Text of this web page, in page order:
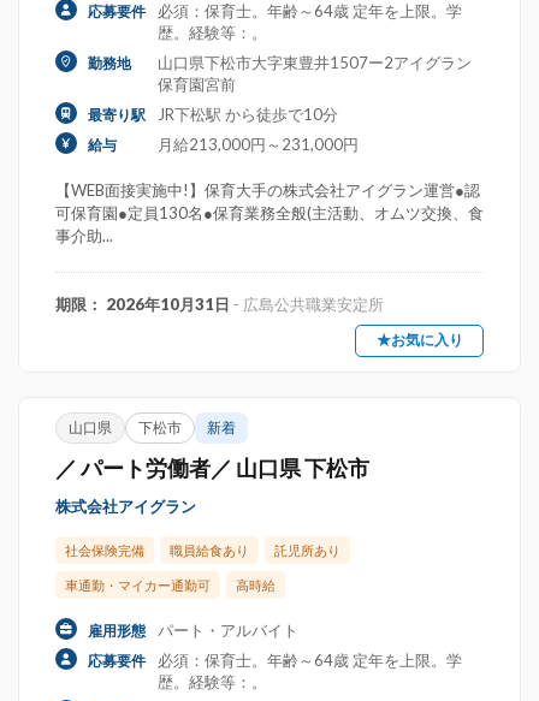
応募要件
必須：保育士。年齢～64歳 定年を上限。学
歴。経験等：。
勤務地
山口県下松市大字東豊井1507ー2アイグラン
保育園宮前
最寄り駅 JR下松駅 から徒歩で10分
給与 月給213,000円～231,000円
【WEB面接実施中!】保育大手の株式会社アイグラン運営●認
可保育園●定員130名●保育業務全般(主活動、オムツ交換、食
事介助...
期限： 2026年10月31日 - 広島公共職業安定所
★お気に入り
山口県 下松市 新着
／ パート労働者／ 山口県 下松市
株式会社アイグラン
社会保険完備 職員給食あり 託児所あり
車通勤・マイカー通勤可 高時給
雇用形態 パート・アルバイト
応募要件
必須：保育士。年齢～64歳 定年を上限。学
歴。経験等：。